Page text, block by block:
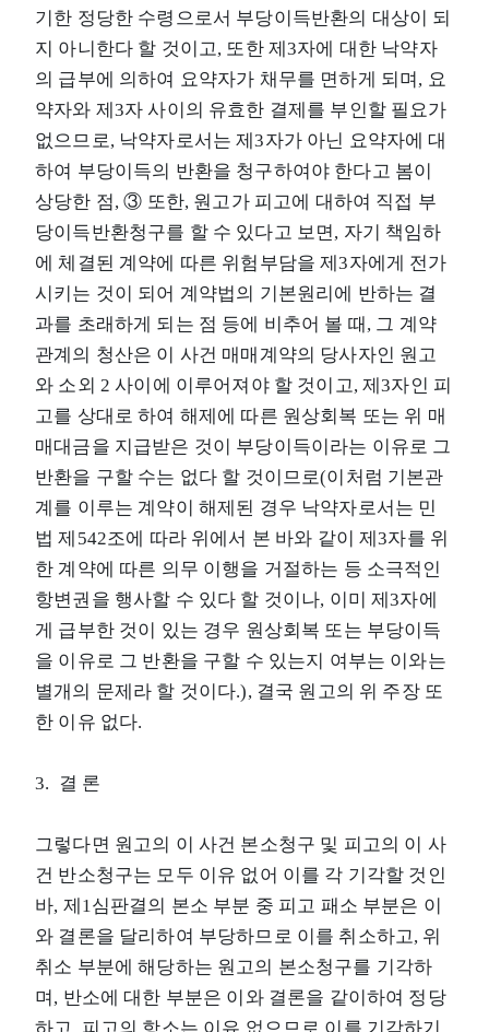
기한 정당한 수령으로서 부당이득반환의 대상이 되
지 아니한다 할 것이고, 또한 제3자에 대한 낙약자
의 급부에 의하여 요약자가 채무를 면하게 되며, 요
약자와 제3자 사이의 유효한 결제를 부인할 필요가
없으므로, 낙약자로서는 제3자가 아닌 요약자에 대
하여 부당이득의 반환을 청구하여야 한다고 봄이
상당한 점, ③ 또한, 원고가 피고에 대하여 직접 부
당이득반환청구를 할 수 있다고 보면, 자기 책임하
에 체결된 계약에 따른 위험부담을 제3자에게 전가
시키는 것이 되어 계약법의 기본원리에 반하는 결
과를 초래하게 되는 점 등에 비추어 볼 때, 그 계약
관계의 청산은 이 사건 매매계약의 당사자인 원고
와 소외 2 사이에 이루어져야 할 것이고, 제3자인 피
고를 상대로 하여 해제에 따른 원상회복 또는 위 매
매대금을 지급받은 것이 부당이득이라는 이유로 그
반환을 구할 수는 없다 할 것이므로(이처럼 기본관
계를 이루는 계약이 해제된 경우 낙약자로서는 민
법 제542조에 따라 위에서 본 바와 같이 제3자를 위
한 계약에 따른 의무 이행을 거절하는 등 소극적인
항변권을 행사할 수 있다 할 것이나, 이미 제3자에
게 급부한 것이 있는 경우 원상회복 또는 부당이득
을 이유로 그 반환을 구할 수 있는지 여부는 이와는
별개의 문제라 할 것이다.), 결국 원고의 위 주장 또
한 이유 없다.
3. 결 론
그렇다면 원고의 이 사건 본소청구 및 피고의 이 사
건 반소청구는 모두 이유 없어 이를 각 기각할 것인
바, 제1심판결의 본소 부분 중 피고 패소 부분은 이
와 결론을 달리하여 부당하므로 이를 취소하고, 위
취소 부분에 해당하는 원고의 본소청구를 기각하
며, 반소에 대한 부분은 이와 결론을 같이하여 정당
하고, 피고의 항소는 이유 없으므로 이를 기각하기